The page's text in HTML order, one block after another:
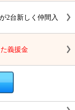
2台新しく仲間入
義援金